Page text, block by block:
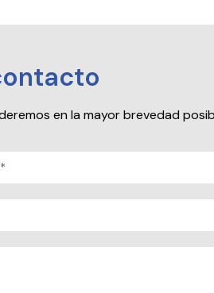
en la mayor brevedad